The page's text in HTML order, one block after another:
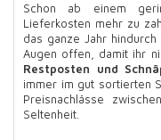
Schon ab einem
Lieferkosten mehr zu
das ganze Jahr
Augen offen, damit ihr
Restposten und
immer im gut sortierten
Preisnachlässe
Seltenheit.